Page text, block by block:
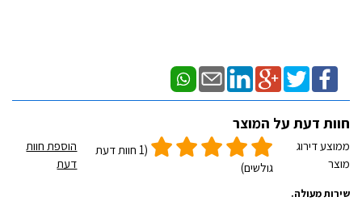
חוות דעת על המוצר
ממוצע דירוג
מוצר
(1 חוות דעת
גולשים)
הוספת חוות
דעת
שירות מעולה.